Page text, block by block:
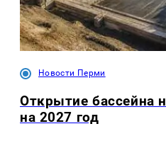
Новости Перми
Открытие бассейна
на 2027 год